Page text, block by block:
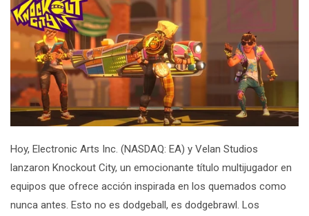
Hoy, Electronic Arts Inc. (NASDAQ: EA) y Velan Studios
lanzaron Knockout City, un emocionante título multijugador en
equipos que ofrece acción inspirada en los quemados como
nunca antes. Esto no es dodgeball, es dodgebrawl. Los